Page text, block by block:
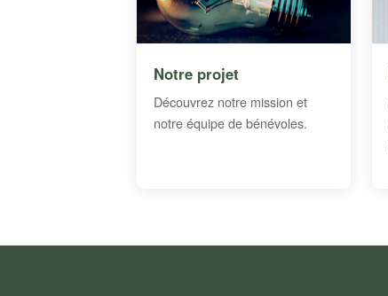
Notre projet
Découvrez notre mission et
notre équipe de bénévoles.